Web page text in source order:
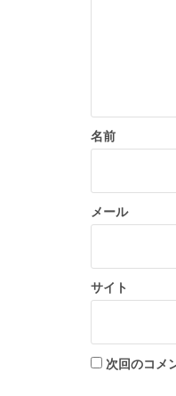
名前
メール
サイト
次回のコメ